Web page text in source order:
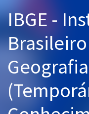
Cursos 20% OFF
Pós
Graduação
OAB
Mentorias
IBGE -